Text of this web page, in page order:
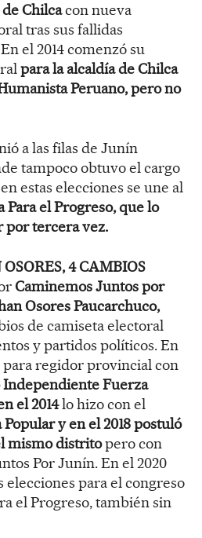
Chilcacon nueva
tras sus fallidas
el 2014 comenzó su
para la alcaldía de Chilca
Peruano, pero no
a las filas de Junín
tampoco obtuvo el cargo
estas elecciones se une al
el Progreso, que lo
por tercera vez.
4 CAMBIOS
Caminemos Juntos por
Osores Paucarchuco,
de camiseta electoral
y partidos políticos. En
para regidor provincial con
Fuerza
el 2014lo hizo con el
y en el 2018 postuló
mismo distritopero con
Por Junín. En el 2020
elecciones para el congreso
el Progreso, también sin